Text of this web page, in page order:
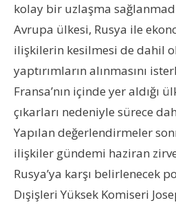
kolay bir uzlaşma
Avrupa ülkesi, Rusya ile
ilişkilerin kesilmesi de dahil
yaptırımların alınmasını
Fransa’nın içinde yer aldığı
çıkarları nedeniyle sürece
Yapılan değerlendirmeler
ilişkiler gündemi haziran
Rusya’ya karşı belirlenecek
Dışişleri Yüksek Komiseri